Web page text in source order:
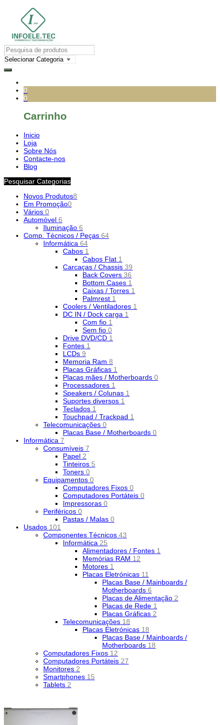
0
0
Carrinho
Inicio
Loja
Sobre Nós
Contacte-nos
Blog
Pesquisar Categorias
Novos Produtos8
Em Promoção0
Vários 0
Automóvel 6
Iluminação 6
Comp. Técnicos / Peças 64
Informática 64
Cabos 1
Cabos Flat 1
Carcaças / Chassis 39
Back Covers 36
Bottom Cases 1
Caixas / Torres 1
Palmrest 1
Coolers / Ventiladores 1
DC IN / Dock carga 1
Com fio 1
Sem fio 0
Drive DVD/CD 1
Fontes 1
LCDs 9
Memoria Ram 8
Placas Gráficas 1
Placas mães / Motherboards 0
Processadores 1
Speakers / Colunas 1
Suportes diversos 1
Teclados 1
Touchpad / Trackpad 1
Telecomunicações 0
Placas Base / Motherboards 0
Informática 7
Consumíveis 7
Papel 2
Tinteiros 5
Toners 0
Equipamentos 0
Computadores Fixos 0
Computadores Portáteis 0
Impressoras 0
Periféricos 0
Pastas / Malas 0
Usados 101
Componentes Técnicos 43
Informática 25
Alimentadores / Fontes 1
Memórias RAM 12
Motores 1
Placas Eletrónicas 11
Placas Base / Mainboards /
Motherboards 6
Placas de Alimentação 2
Placas de Rede 1
Placas Gráficas 2
Telecomunicações 18
Placas Eletrónicas 18
Placas Base / Mainboards /
Motherboards 18
Computadores Fixos 12
Computadores Portáteis 27
Monitores 2
Smartphones 15
Tablets 2